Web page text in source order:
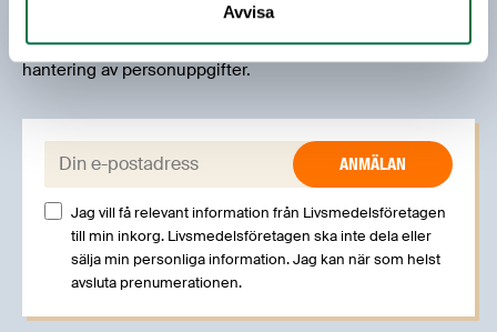
Avvisa
livsmedelsbranschen. När du anmäler dig till vårt
nyhetsbrev godkänner du Livsmedelsföretagens
hantering av personuppgifter.
E-post:
Jag vill få relevant information från Livsmedelsföretagen
till min inkorg. Livsmedelsföretagen ska inte dela eller
sälja min personliga information. Jag kan när som helst
avsluta prenumerationen.